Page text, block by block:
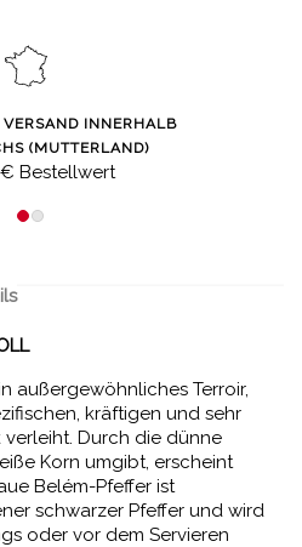
VERSAND INNERHALB
(MUTTERLAND)
Bestellwert
außergewöhnliches Terroir,
kräftigen und sehr
Durch die dünne
Korn umgibt, erscheint
Belém-Pfeffer ist
schwarzer Pfeffer und wird
oder vor dem Servieren